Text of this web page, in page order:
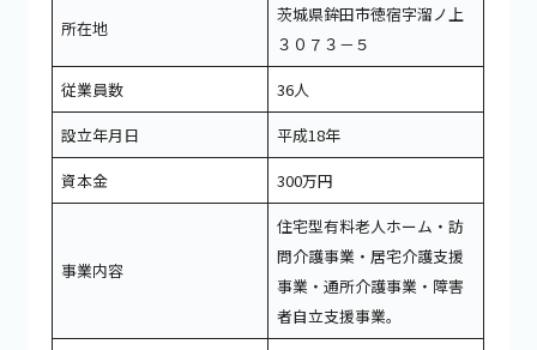
所在地
茨城県鉾田市徳宿字溜ノ上
３０７３－５
従業員数
36人
設立年月日
平成18年
資本金
300万円
事業内容
住宅型有料老人ホーム・訪
問介護事業・居宅介護支援
事業・通所介護事業・障害
者自立支援事業。